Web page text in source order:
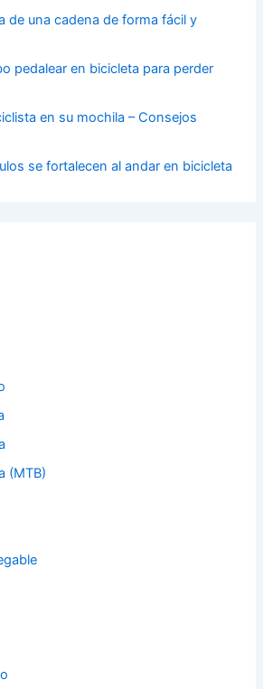
de una cadena de forma fácil y
pedalear en bicicleta para perder
en su mochila – Consejos
se fortalecen al andar en bicicleta
(MTB)